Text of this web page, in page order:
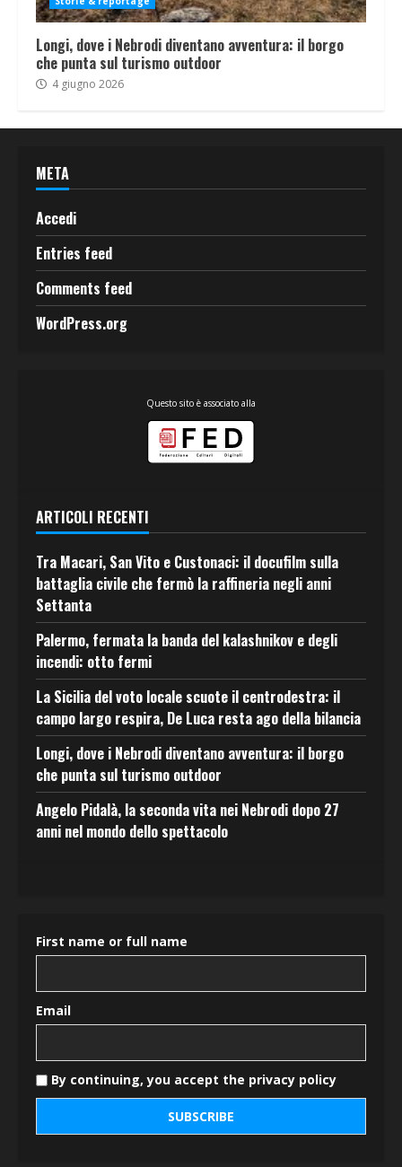
Longi, dove i Nebrodi diventano avventura: il borgo
che punta sul turismo outdoor
4 giugno 2026
META
Accedi
Entries feed
Comments feed
WordPress.org
Questo sito è associato alla
ARTICOLI RECENTI
Tra Macari, San Vito e Custonaci: il docufilm sulla
battaglia civile che fermò la raffineria negli anni
Settanta
Palermo, fermata la banda del kalashnikov e degli
incendi: otto fermi
La Sicilia del voto locale scuote il centrodestra: il
campo largo respira, De Luca resta ago della bilancia
Longi, dove i Nebrodi diventano avventura: il borgo
che punta sul turismo outdoor
Angelo Pidalà, la seconda vita nei Nebrodi dopo 27
anni nel mondo dello spettacolo
First name or full name
Email
By continuing, you accept the privacy policy